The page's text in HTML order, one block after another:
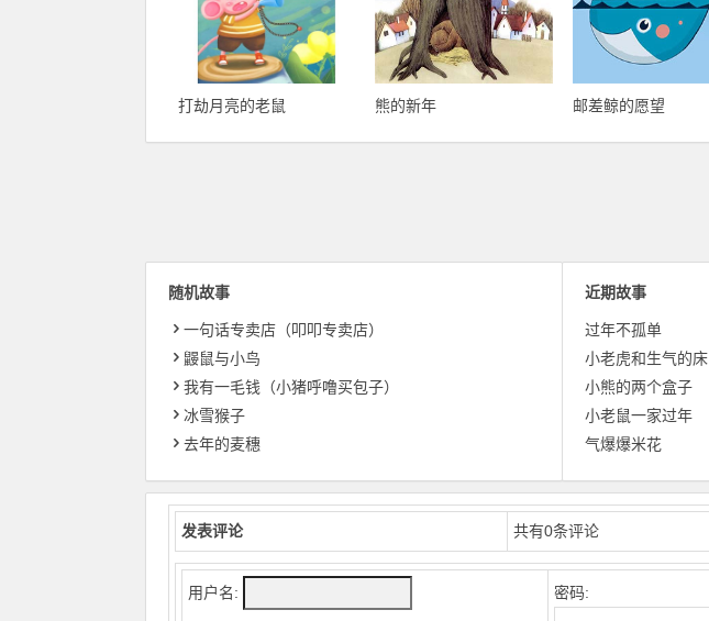
打劫月亮的老鼠 熊的新年 邮差鲸的愿望
随机故事
一句话专卖店（叩叩专卖店）
鼹鼠与小鸟
我有一毛钱（小猪呼噜买包子）
冰雪猴子
去年的麦穗
近期故事
过年不孤单
小老虎和生气的床
小熊的两个盒子
小老鼠一家过年
气爆爆米花
发表评论 共有0条评论
用户名: 密码: